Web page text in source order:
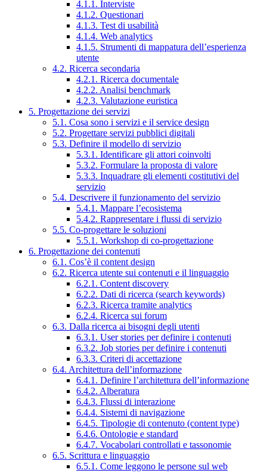
4.1.1. Interviste
4.1.2. Questionari
4.1.3. Test di usabilità
4.1.4. Web analytics
4.1.5. Strumenti di mappatura dell’esperienza
utente
4.2. Ricerca secondaria
4.2.1. Ricerca documentale
4.2.2. Analisi benchmark
4.2.3. Valutazione euristica
5. Progettazione dei servizi
5.1. Cosa sono i servizi e il service design
5.2. Progettare servizi pubblici digitali
5.3. Definire il modello di servizio
5.3.1. Identificare gli attori coinvolti
5.3.2. Formulare la proposta di valore
5.3.3. Inquadrare gli elementi costitutivi del
servizio
5.4. Descrivere il funzionamento del servizio
5.4.1. Mappare l’ecosistema
5.4.2. Rappresentare i flussi di servizio
5.5. Co-progettare le soluzioni
5.5.1. Workshop di co-progettazione
6. Progettazione dei contenuti
6.1. Cos’è il content design
6.2. Ricerca utente sui contenuti e il linguaggio
6.2.1. Content discovery
6.2.2. Dati di ricerca (search keywords)
6.2.3. Ricerca tramite analytics
6.2.4. Ricerca sui forum
6.3. Dalla ricerca ai bisogni degli utenti
6.3.1. User stories per definire i contenuti
6.3.2. Job stories per definire i contenuti
6.3.3. Criteri di accettazione
6.4. Architettura dell’informazione
6.4.1. Definire l’architettura dell’informazione
6.4.2. Alberatura
6.4.3. Flussi di interazione
6.4.4. Sistemi di navigazione
6.4.5. Tipologie di contenuto (content type)
6.4.6. Ontologie e standard
6.4.7. Vocabolari controllati e tassonomie
6.5. Scrittura e linguaggio
6.5.1. Come leggono le persone sul web